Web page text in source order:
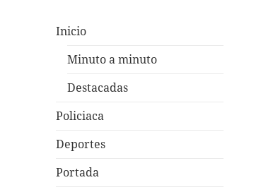
Inicio
Minuto a minuto
Destacadas
Policiaca
Deportes
Portada